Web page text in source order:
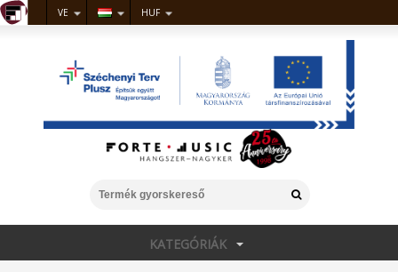
VE HUF
KATEGÓRIÁK